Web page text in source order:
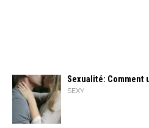
Sexualité: Comment
SEXY